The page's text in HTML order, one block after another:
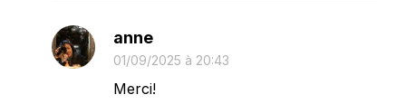
anne
01/09/2025 à 20:43
Merci!